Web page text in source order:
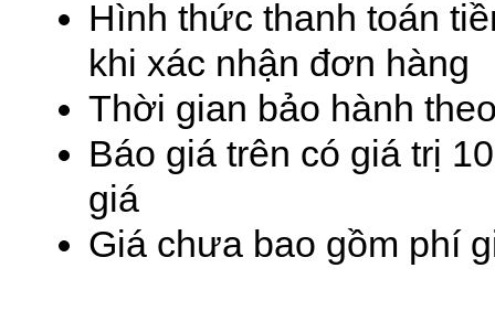
Hình thức thanh toán
khi xác nhận đơn hàng
Thời gian bảo hành
Báo giá trên có giá trị
giá
Giá chưa bao gồm phí